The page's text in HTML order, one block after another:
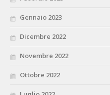
Gennaio 2023
Dicembre 2022
Novembre 2022
Ottobre 2022